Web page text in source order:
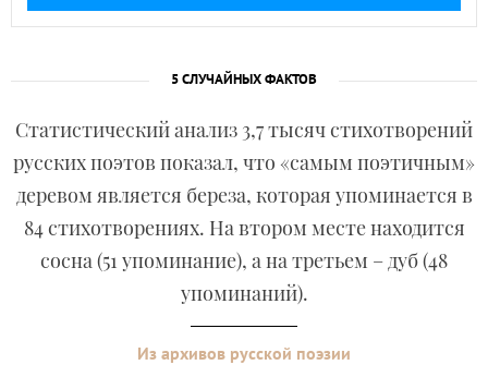
5 СЛУЧАЙНЫХ ФАКТОВ
Статистический анализ 3,7 тысяч стихотворений
русских поэтов показал, что «самым поэтичным»
деревом является береза, которая упоминается в
84 стихотворениях. На втором месте находится
сосна (51 упоминание), а на третьем – дуб (48
упоминаний).
Из архивов русской поэзии